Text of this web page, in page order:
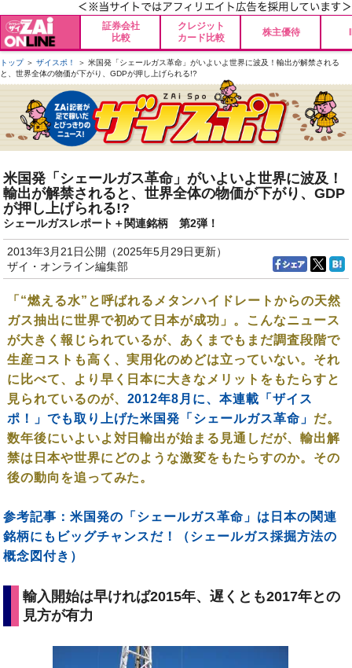
証券会社
比較
クレジット
カード比較
株主優待
トップ＞ ザイスポ！
＞ 米国発「シェールガス革命」がいよいよ世界に波及！輸出が解禁される
と、世界全体の物価が下がり、GDPが押し上げられる!?
米国発「シェールガス革命」がいよいよ世界に波及！
輸出が解禁されると、世界全体の物価が下がり、GDP
が押し上げられる!?
シェールガスレポート＋関連銘柄 第2弾！
2013年3月21日公開（2025年5月29日更新）
ザイ・オンライン編集部
「“燃える水”と呼ばれるメタンハイドレートからの天然
ガス抽出に世界で初めて日本が成功」。こんなニュース
が大きく報じられているが、あくまでもまだ調査段階で
生産コストも高く、実用化のめどは立っていない。それ
に比べて、より早く日本に大きなメリットをもたらすと
見られているのが、 2012年8月に、本連載「ザイス
ポ！」でも取り上げた米国発「シェールガス革命」 だ。
数年後にいよいよ対日輸出が始まる見通しだが、輸出解
禁は日本や世界にどのような激変をもたらすのか。その
後の動向を追ってみた。
参考記事：米国発の「シェールガス革命」は日本の関連
銘柄にもビッグチャンスだ！（シェールガス採掘方法の
概念図付き）
輸入開始は早ければ2015年、遅くとも2017年との
見方が有力